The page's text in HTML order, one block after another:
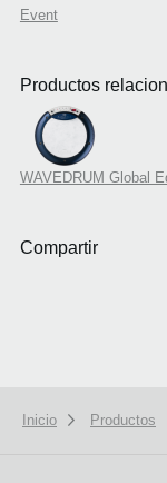
Event
Productos
WAVEDRUM Global
Compartir
Inicio Productos